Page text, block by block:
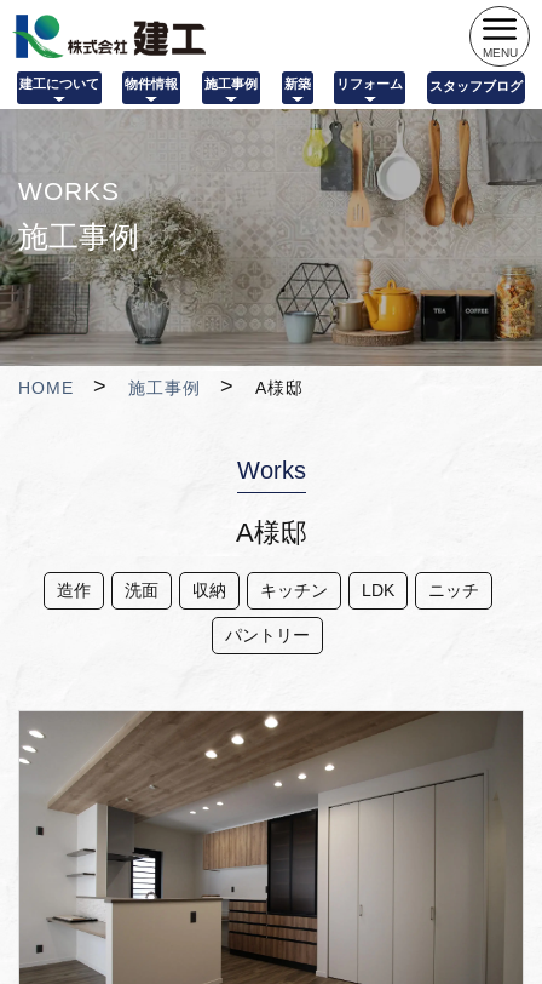
建工について 物件情報 施工事例 新築 リフォーム スタッフブログ
MENU
WORKS
施工事例
HOME 施工事例 A様邸
Works
A様邸
造作 洗面 収納 キッチン LDK ニッチ
パントリー